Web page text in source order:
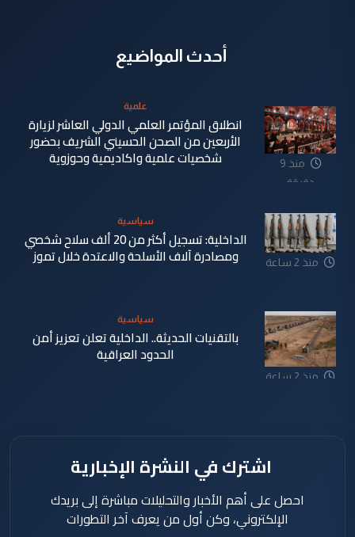
أحدث المواضيع
منذ 9
دقيقة
علمية
انطلاق المؤتمر العلمي الدولي العاشر لزيارة
الأربعين من الصحن الحسيني الشريف بحضور
شخصيات علمية واكاديمية وحوزوية
منذ 2 ساعة
سياسية
الداخلية: تسجيل أكثر من 20 ألف سلاح شخصي
ومصادرة آلاف الأسلحة والاعتدة خلال تموز
منذ 2 ساعة
سياسية
بالتقنيات الحديثة.. الداخلية تعلن تعزيز أمن
الحدود العراقية
اشترك في النشرة الإخبارية
احصل على أهم الأخبار والتحليلات مباشرة إلى بريدك
الإلكتروني، وكن أول من يعرف آخر التطورات